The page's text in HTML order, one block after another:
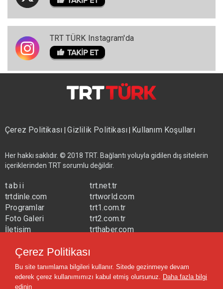
TRT TÜRK Instagram'da
Çerez Politikası|Gizlilik Politikası| Kullanım Koşulları
Her hakkı saklıdır. © 2018 TRT. Bağlantı yoluyla gidilen dış sitelerin
içeriklerinden TRT sorumlu değildir.
tabii
trtdinle.com
Programlar
Foto Galeri
İletişim
trt.net.tr
trtworld.com
trt1.com.tr
trt2.com.tr
trthaber.com
trtavaz.com.tr
trtmuzik.net.tr
trtcocuk.net.tr
Çerez Politikası
Bu site tanımlama bilgileri kullanır. Sitede gezinmeye devam
ederek çerez kullanımımızı kabul etmiş olursunuz. Daha fazla bilgi
edinin